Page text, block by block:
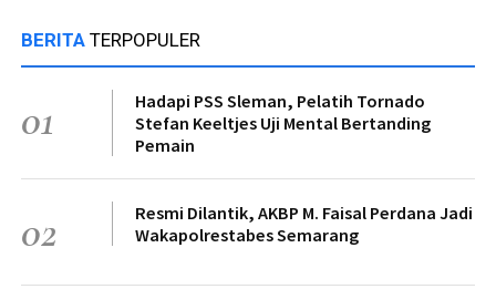
BERITA TERPOPULER
01
Hadapi PSS Sleman, Pelatih Tornado
Stefan Keeltjes Uji Mental Bertanding
Pemain
02
Resmi Dilantik, AKBP M. Faisal Perdana Jadi
Wakapolrestabes Semarang